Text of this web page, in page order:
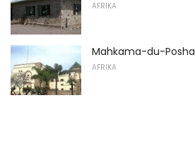
AFRIKA
Mahkama-du-Posha
AFRIKA